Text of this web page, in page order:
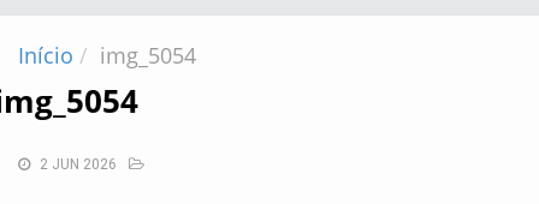
Início img_5054
2 JUN 2026